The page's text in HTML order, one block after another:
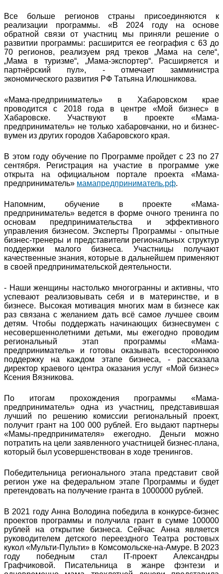
Все больше регионов страны присоединяются к
реализации программы. «В 2024 году на основе
обратной связи от участниц мы приняли решение о
развитии программы: расширится ее география с 63 до
70 регионов, реализуем ряд треков „Мама на селе“,
„Мама в туризме“, „Мама-экспортер“. Расширяется и
партнёрский пул», - отмечает замминистра
экономического развития РФ Татьяна Илюшникова.
«Мама-предприниматель» в Хабаровском крае
проводится с 2018 года в центре «Мой бизнес» в
Хабаровске. Участвуют в проекте «Мама-
предприниматель» не только хабаровчанки, но и бизнес-
вумен из других городов Хабаровского края.
В этом году обучение по Программе пройдет с 23 по 27
сентября. Регистрация на участие в программе уже
открыта на официальном портале проекта «Мама-
предприниматель» мамапредприниматель.рф.
Напомним, обучение в проекте «Мама-
предприниматель» ведется в форме очного тренинга по
основам предпринимательства и эффективного
управления бизнесом. Эксперты Программы - опытные
бизнес-тренеры и представители региональных структур
поддержки малого бизнеса. Участницы получают
качественные знания, которые в дальнейшем применяют
в своей предпринимательской деятельности.
- Наши женщины настолько многогранны и активны, что
успевают реализовывать себя и в материнстве, и в
бизнесе. Высокая мотивация многих мам в бизнесе как
раз связана с желанием дать всё самое лучшее своим
детям. Чтобы поддержать начинающих бизнесвумен с
несовершеннолетними детьми, мы ежегодно проводим
региональный этап программы «Мама-
предприниматель» и готовы оказывать всестороннюю
поддержку на каждом этапе бизнеса, - рассказала
директор краевого центра оказания услуг «Мой бизнес»
Ксения Вязникова.
По итогам прохождения программы «Мама-
предприниматель» одна из участниц, представившая
лучший по решению комиссии региональный проект,
получит грант на 100 000 рублей. Его выдают партнеры
«Мамы-предпринимателя» ежегодно. Деньги можно
потратить на цели заявленного участницей бизнес-плана,
который был усовершенствован в ходе тренингов.
Победительница регионального этапа представит свой
регион уже на федеральном этапе Программы и будет
претендовать на получение гранта в 1000000 рублей.
В 2021 году Анна Володина победила в конкурсе-бизнес
проектов программы и получила грант в сумме 100000
рублей на открытие бизнеса. Сейчас Анна является
руководителем детского переездного Театра ростовых
кукол «Мульти-Пульти» в Комсомольске-на-Амуре. В 2023
году победным стал IT-проект Александры
Графчиковой. Писательница в жанре фэнтези и